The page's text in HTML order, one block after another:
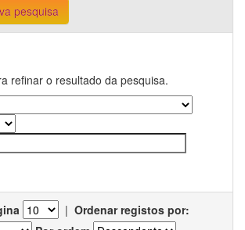
pesquisa
refinar o resultado da pesquisa.
| Ordenar registos por: